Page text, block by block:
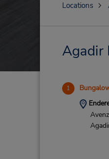
Locations
Agadir
1